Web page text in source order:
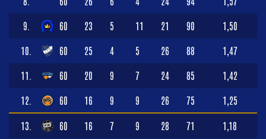
9. 60 23 5 11 21 90 1,50
10. 60 25 4 5 26 88 1,47
11. 60 20 9 7 24 85 1,42
12. 60 16 9 9 26 75 1,25
13. 60 16 7 9 28 71 1,18